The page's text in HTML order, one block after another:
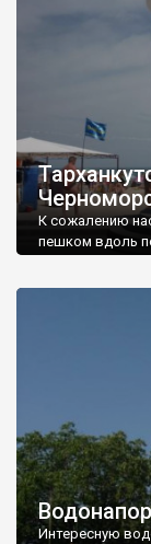
К сожалению
пешком вдоль
Интересную